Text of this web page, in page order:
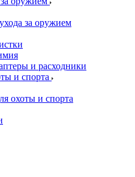
за оружием
и расходники
и спорта
охоты и спорта